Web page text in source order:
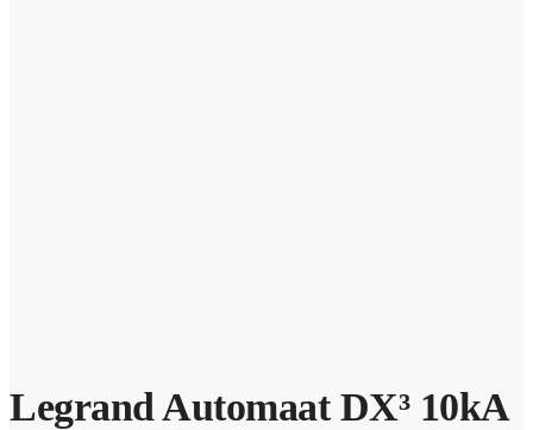
Legrand Automaat DX³ 10kA